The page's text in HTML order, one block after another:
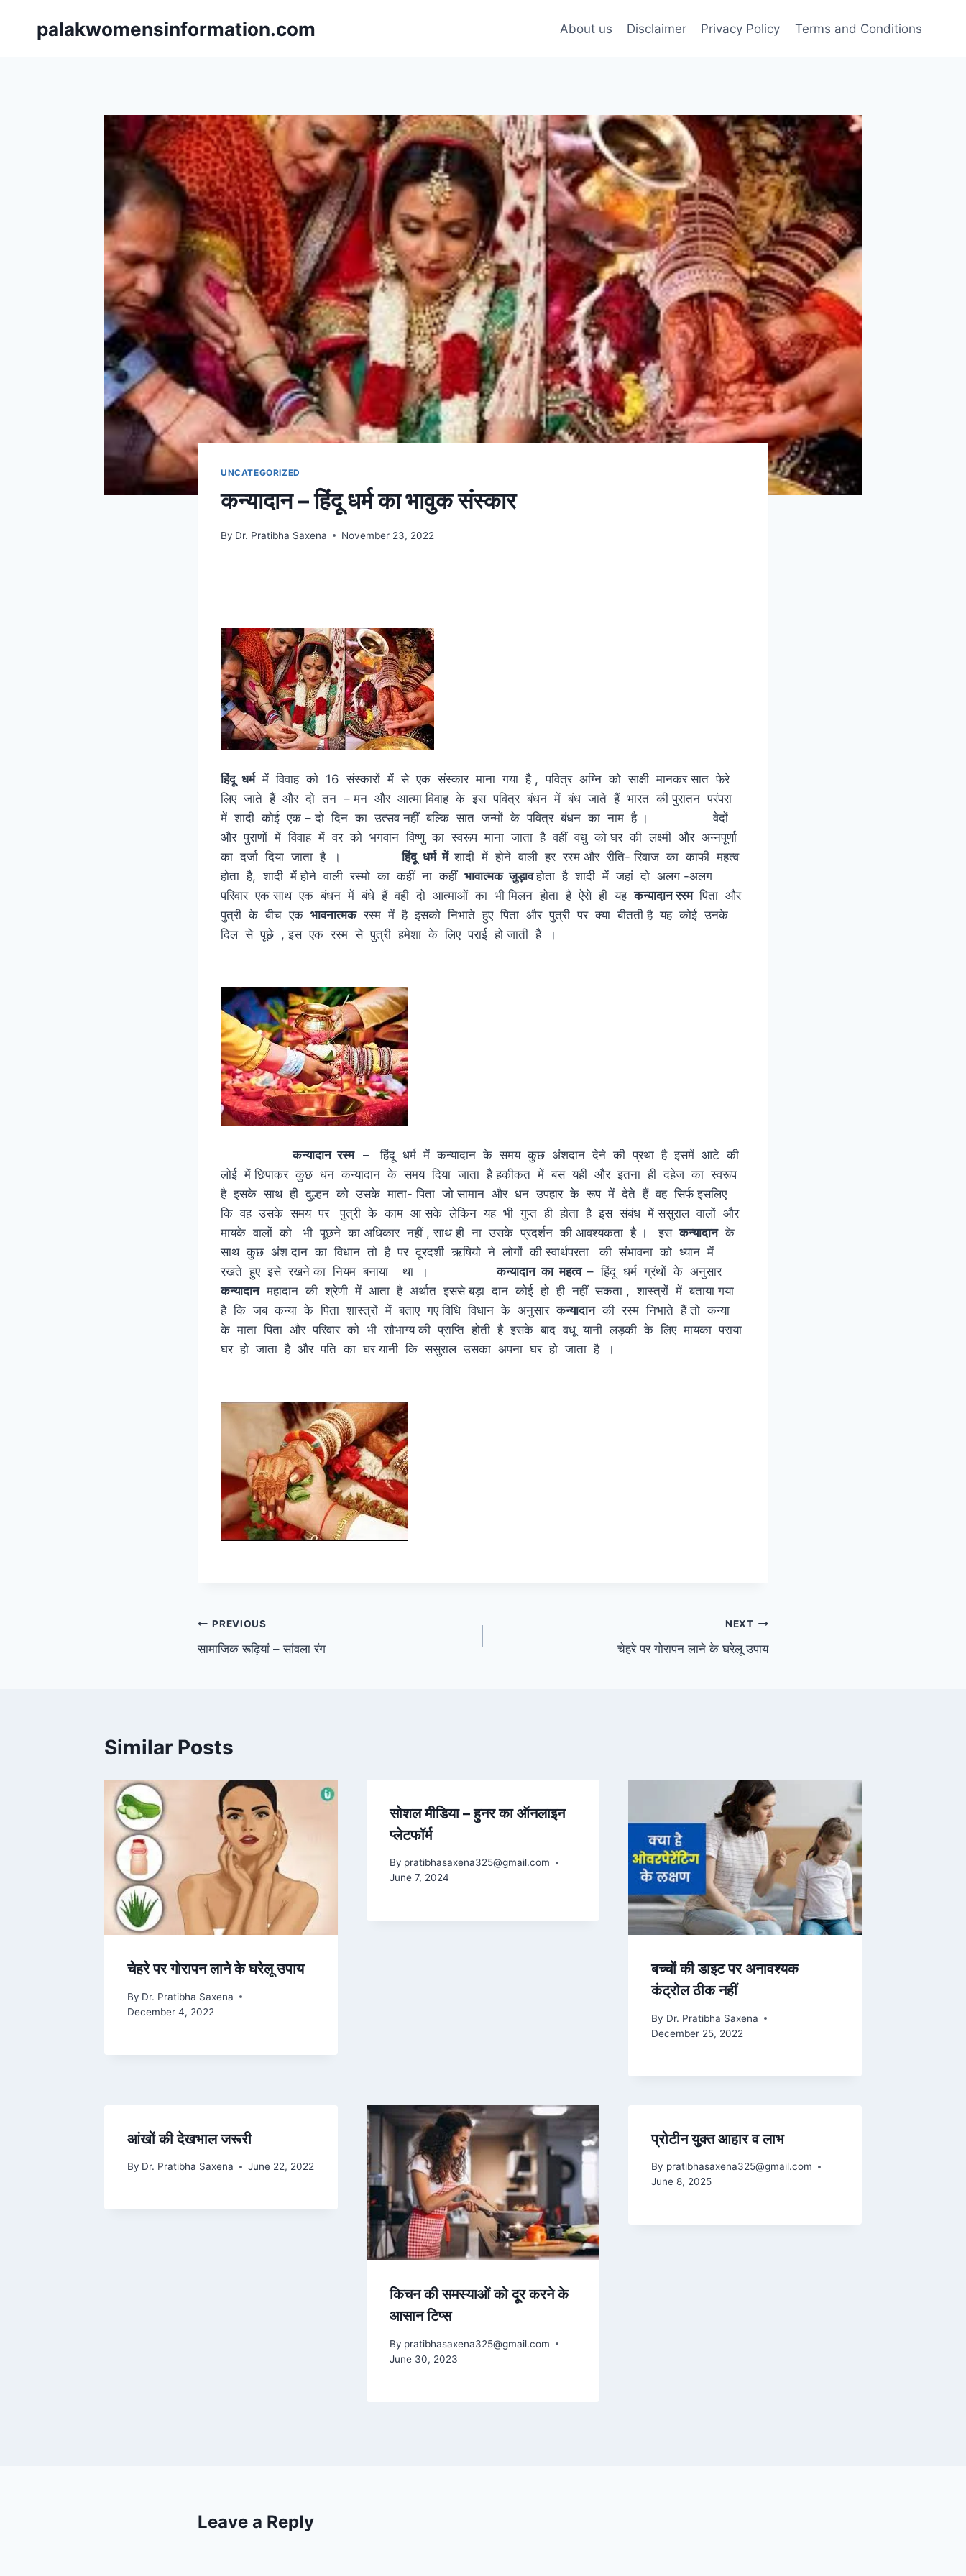
palakwomensinformation.com About us Disclaimer Privacy Policy Terms and Conditions
UNCATEGORIZED
कन्यादान – हिंदू धर्म का भावुक संस्कार
By Dr. Pratibha Saxena November 23, 2022
हिंदू धर्ममें विवाह को 16 संस्कारों में से एक संस्कार माना गया है , पवित्र अग्नि को साक्षी मानकर सात फेरे
लिए जाते हैं और दो तन – मन और आत्मा विवाह के इस पवित्र बंधन में बंध जाते हैं भारत की पुरातन परंपरा
में शादी कोई एक – दो दिन का उत्सव नहीं बल्कि सात जन्मों के पवित्र बंधन का नाम है । वेदों
और पुराणों में विवाह में वर को भगवान विष्णु का स्वरूप माना जाता है वहीं वधु को घर की लक्ष्मी और अन्नपूर्णा
का दर्जा दिया जाता है ।हिंदू धर्म मेंशादी में होने वाली हर रस्म और रीति- रिवाज का काफी महत्व
होता है, शादी में होने वाली रस्मो का कहीं ना कहीं भावात्मक जुड़ावहोता है शादी में जहां दो अलग -अलग
परिवार एक साथ एक बंधन में बंधे हैं वही दो आत्माओं का भी मिलन होता है ऐसे ही यहकन्यादान रस्म पिता और
पुत्री के बीच एक भावनात्मकरस्म में है इसको निभाते हुए पिता और पुत्री पर क्या बीतती है यह कोई उनके
दिल से पूछे , इस एक रस्म से पुत्री हमेशा के लिए पराई हो जाती है ।
कन्यादान रस्म – हिंदू धर्म में कन्यादान के समय कुछ अंशदान देने की प्रथा है इसमें आटे की
लोई में छिपाकर कुछ धन कन्यादान के समय दिया जाता है हकीकत में बस यही और इतना ही दहेज का स्वरूप
है इसके साथ ही दुल्हन को उसके माता- पिता जो सामान और धन उपहार के रूप में देते हैं वह सिर्फ इसलिए
कि वह उसके समय पर पुत्री के काम आ सके लेकिन यह भी गुप्त ही होता है इस संबंध में ससुराल वालों और
मायके वालों को भी पूछने का अधिकार नहीं , साथ ही ना उसके प्रदर्शन की आवश्यकता है । इसकन्यादानके
साथ कुछ अंश दान का विधान तो है पर दूरदर्शी ऋषियो ने लोगों की स्वार्थपरता की संभावना को ध्यान में
रखते हुए इसे रखने का नियम बनाया था ।कन्यादान का महत्व – हिंदू धर्म ग्रंथों के अनुसार
कन्यादानमहादान की श्रेणी में आता है अर्थात इससे बड़ा दान कोई हो ही नहीं सकता , शास्त्रों में बताया गया
है कि जब कन्या के पिता शास्त्रों में बताए गए विधि विधान के अनुसारकन्यादानकी रस्म निभाते हैं तो कन्या
के माता पिता और परिवार को भी सौभाग्य की प्राप्ति होती है इसके बाद वधू यानी लड़की के लिए मायका पराया
घर हो जाता है और पति का घर यानी कि ससुराल उसका अपना घर हो जाता है ।
Post
navigation
PREVIOUS
सामाजिक रूढ़ियां – सांवला रंग
NEXT
चेहरे पर गोरापन लाने के घरेलू उपाय
Similar Posts
चेहरे पर गोरापन लाने के घरेलू उपाय
By Dr. Pratibha Saxena
December 4, 2022
सोशल मीडिया – हुनर का ऑनलाइन
प्लेटफॉर्म
By pratibhasaxena325@gmail.com
June 7, 2024
बच्चों की डाइट पर अनावश्यक
कंट्रोल ठीक नहीं
By Dr. Pratibha Saxena
December 25, 2022
आंखों की देखभाल जरूरी
By Dr. Pratibha Saxena June 22, 2022
किचन की समस्याओं को दूर करने के
आसान टिप्स
By pratibhasaxena325@gmail.com
June 30, 2023
प्रोटीन युक्त आहार व लाभ
By pratibhasaxena325@gmail.com
June 8, 2025
Leave a Reply